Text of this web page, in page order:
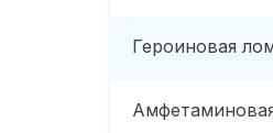
Героиновая